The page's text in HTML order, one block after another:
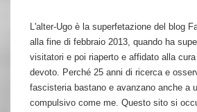
L'alter-Ugo è la superfetazione del blog
alla fine di febbraio 2013, quando ha
visitatori e poi riaperto e affidato alla
devoto. Perché 25 anni di ricerca e
fascisteria bastano e avanzano anche a
compulsivo come me. Questo sito si